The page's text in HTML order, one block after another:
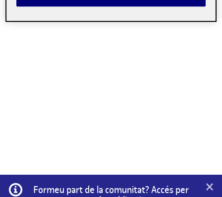
Informació
Formeu part de la comunitat? Accés per
×